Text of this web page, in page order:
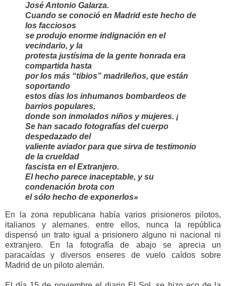
José Antonio Galarza.
Cuando se conoció en Madrid este hecho de
los facciosos
se produjo enorme indignación en el
vecindario, y la
protesta justísima de la gente honrada era
compartida hasta
por los más “tibios” madrileños, que están
soportando
estos días los inhumanos bombardeos de
barrios populares,
donde son inmolados niños y mujeres. ¡
Se han sacado fotografías del cuerpo
despedazado del
valiente aviador para que sirva de testimonio
de la crueldad
fascista en el Extranjero.
El hecho parece inaceptable, y su
condenación brota con
el sólo hecho de exponerlos»
En la zona republicana había varios prisioneros pilotos,
italianos y alemanes. entre ellos, nunca la república
dispensó un trato igual a prisionero alguno ni nacional ni
extranjero. En la fotografía de abajo se aprecia un
paracaídas y diversos enseres de vuelo caídos sobre
Madrid de un piloto alemán.